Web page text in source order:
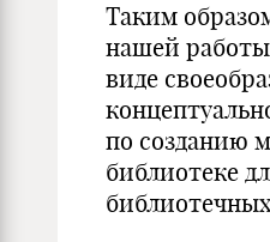
Таким
нашей
виде
по созданию
библиотеке